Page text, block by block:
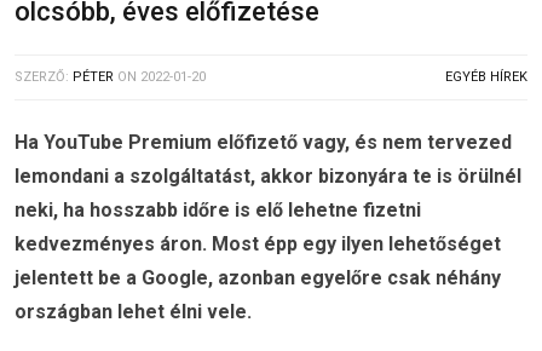
olcsóbb, éves előfizetése
SZERZŐ: PÉTER ON 2022-01-20 EGYÉB HÍREK
Ha YouTube Premium előfizető vagy, és nem tervezed
lemondani a szolgáltatást, akkor bizonyára te is örülnél
neki, ha hosszabb időre is elő lehetne fizetni
kedvezményes áron. Most épp egy ilyen lehetőséget
jelentett be a Google, azonban egyelőre csak néhány
országban lehet élni vele.